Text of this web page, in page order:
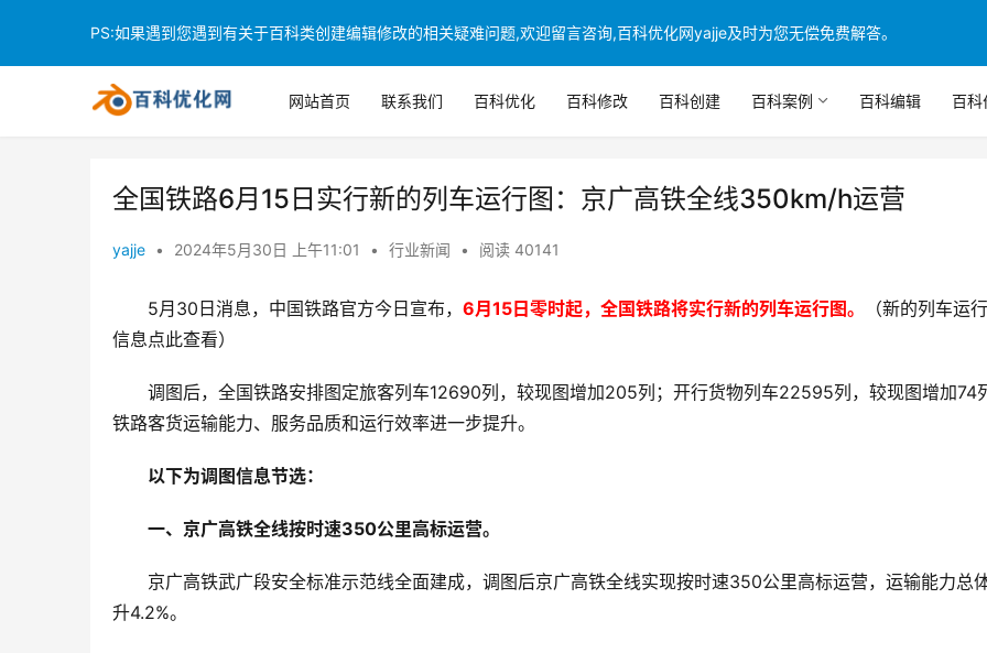
网站首页 联系我们 百科优化 百科修改 百科创建 百科案例 百科编辑 百科
全国铁路6月15日实行新的列车运行图：京广高铁全线350km/h运营
yajje • 2024年5月30日 上午11:01 • 行业新闻 • 阅读 40141
5月30日消息，中国铁路官方今日宣布， 6月15日零时起，全国铁路将实行新的列车运行图。
（新的列车运
信息点此查看）
调图后，全国铁路安排图定旅客列车12690列，较现图增加205列；开行货物列车22595列，较现图增加74
铁路客货运输能力、服务品质和运行效率进一步提升。
以下为调图信息节选：
一、京广高铁全线按时速350公里高标运营。
京广高铁武广段安全标准示范线全面建成，调图后京广高铁全线实现按时速350公里高标运营，运输能力总
升4.2%。
PS:如果遇到您遇到有关于百科类创建编辑修改的相关疑难问题,欢迎留言咨询,百科优化网yajje及时为您无偿免费解答。